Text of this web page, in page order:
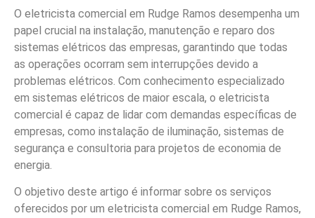
O eletricista comercial em Rudge Ramos desempenha um
papel crucial na instalação, manutenção e reparo dos
sistemas elétricos das empresas, garantindo que todas
as operações ocorram sem interrupções devido a
problemas elétricos. Com conhecimento especializado
em sistemas elétricos de maior escala, o eletricista
comercial é capaz de lidar com demandas específicas de
empresas, como instalação de iluminação, sistemas de
segurança e consultoria para projetos de economia de
energia.
O objetivo deste artigo é informar sobre os serviços
oferecidos por um eletricista comercial em Rudge Ramos,